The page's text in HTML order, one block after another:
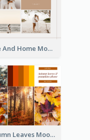
Love And Home Mood Board
Autumn Leaves Mood Board